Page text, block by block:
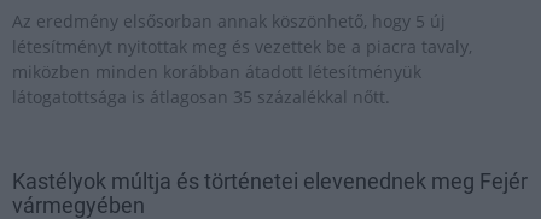
Az eredmény elsősorban annak köszönhető, hogy 5 új
létesítményt nyitottak meg és vezettek be a piacra tavaly,
miközben minden korábban átadott létesítményük
látogatottsága is átlagosan 35 százalékkal nőtt.
Kastélyok múltja és történetei elevenednek meg Fejér
vármegyében